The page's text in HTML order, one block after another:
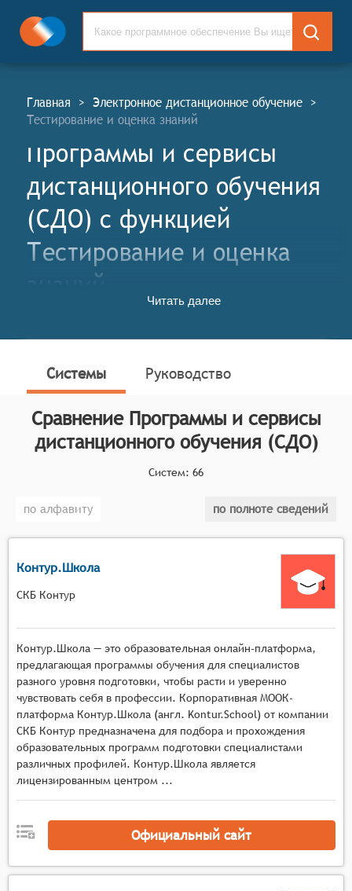
Главная > Электронное дистанционное обучение >
Тестирование и оценка знаний
Программы и сервисы
дистанционного обучения
(СДО) c функцией
Тестирование и оценка
знаний
предназначенные для организации и проведения
учебного процесса на расстоянии. Они объединяют
в себе различные инструменты и ресурсы,
направленные на поддержку обучения,
преподавания и управления образовательным
определяет конкретные функциональные критерии
обучения, системы должны иметь следующие
между пользователями, включая обратную
связь, обсуждение материалов и совместную
работу над проектами.
Разнообразие форматов контента: Система
должна поддерживать различные форматы
образовательного контента, такие как тексты,
видео, аудио, интерактивные упражнения и
тесты.
Адаптивность и персонализация: Платформа
должна адаптироваться под индивидуальные
потребности и уровень подготовки каждого
Читать далее
Системы Руководство
Сравнение Программы и сервисы
дистанционного обучения (СДО)
Систем: 66
по алфавиту по полноте сведений
Контур.Школа
СКБ Контур
Контур.Школа — это образовательная онлайн-платформа,
предлагающая программы обучения для специалистов
разного уровня подготовки, чтобы расти и уверенно
чувствовать себя в профессии. Корпоративная МООК-
платформа Контур.Школа (англ. Kontur.School) от компании
СКБ Контур предназначена для подбора и прохождения
образовательных программ подготовки специалистами
различных профилей. Контур.Школа является
лицензированным центром ...
Официальный сайт